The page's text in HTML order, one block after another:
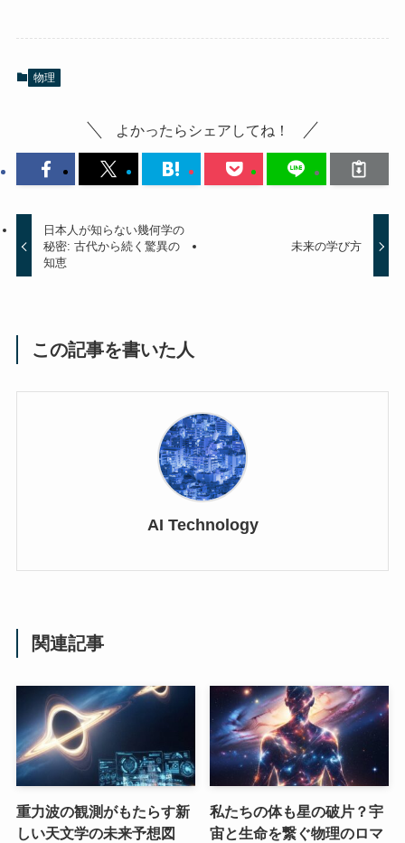
物理
よかったらシェアしてね！
日本人が知らない幾何学の
秘密: 古代から続く驚異の
知恵
未来の学び方
この記事を書いた人
AI Technology
関連記事
重力波の観測がもたらす新
しい天文学の未来予想図
私たちの体も星の破片？宇
宙と生命を繋ぐ物理のロマ